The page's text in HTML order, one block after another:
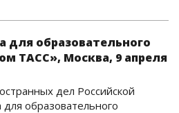
для образовательного
ТАСС», Москва, 9 апреля
дел Российской
образовательного